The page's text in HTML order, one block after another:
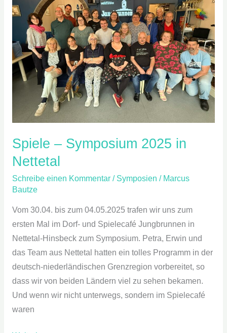
Spiele – Symposium 2025 in
Nettetal
Schreibe einen Kommentar / Symposien / Marcus
Bautze
Vom 30.04. bis zum 04.05.2025 trafen wir uns zum
ersten Mal im Dorf- und Spielecafé Jungbrunnen in
Nettetal-Hinsbeck zum Symposium. Petra, Erwin und
das Team aus Nettetal hatten ein tolles Programm in der
deutsch-niederländischen Grenzregion vorbereitet, so
dass wir von beiden Ländern viel zu sehen bekamen.
Und wenn wir nicht unterwegs, sondern im Spielecafé
waren
Symposium
2025
Nettetal